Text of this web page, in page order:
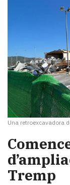
Una retroexcavadora
Tremp